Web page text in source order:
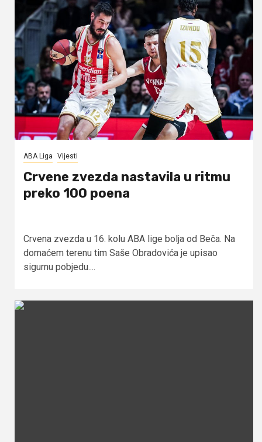
ABA Liga Vijesti
Crvene zvezda nastavila u ritmu
preko 100 poena
Crvena zvezda u 16. kolu ABA lige bolja od Beča. Na
domaćem terenu tim Saše Obradovića je upisao
sigurnu pobjedu....